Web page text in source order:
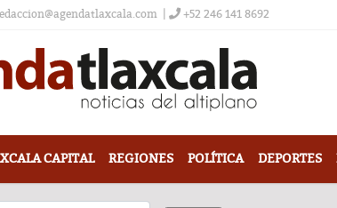
+52 246 141 8692
CAPITAL REGIONES POLÍTICA DEPORTES